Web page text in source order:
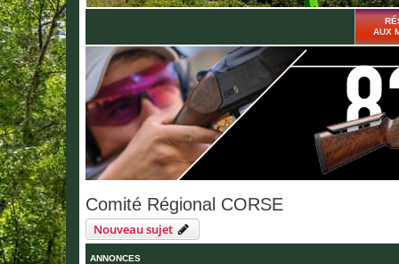
AUX
Comité Régional CORSE
Nouveau sujet
ANNONCES